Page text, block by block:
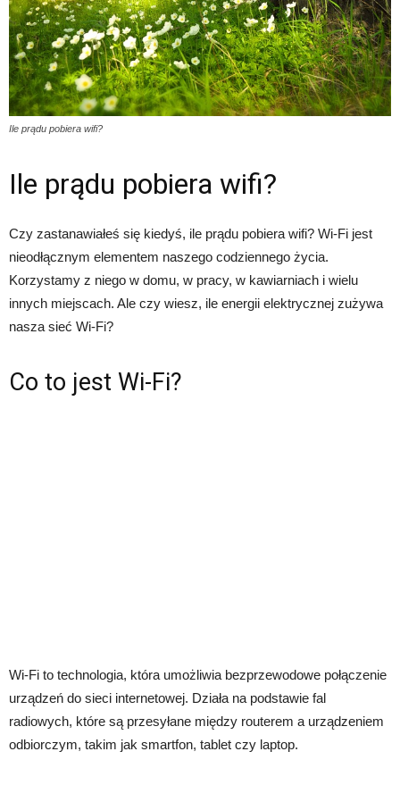
Ile prądu pobiera wifi?
Ile prądu pobiera wifi?
Czy zastanawiałeś się kiedyś, ile prądu pobiera wifi? Wi-Fi jest
nieodłącznym elementem naszego codziennego życia.
Korzystamy z niego w domu, w pracy, w kawiarniach i wielu
innych miejscach. Ale czy wiesz, ile energii elektrycznej zużywa
nasza sieć Wi-Fi?
Co to jest Wi-Fi?
Wi-Fi to technologia, która umożliwia bezprzewodowe połączenie
urządzeń do sieci internetowej. Działa na podstawie fal
radiowych, które są przesyłane między routerem a urządzeniem
odbiorczym, takim jak smartfon, tablet czy laptop.